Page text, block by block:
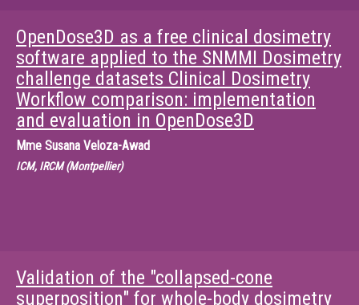
OpenDose3D as a free clinical dosimetry
software applied to the SNMMI Dosimetry
challenge datasets Clinical Dosimetry
Workflow comparison: implementation
and evaluation in OpenDose3D
Mme Susana Veloza-Awad
ICM, IRCM (Montpellier)
Validation of the "collapsed-cone
superposition" for whole-body dosimetry